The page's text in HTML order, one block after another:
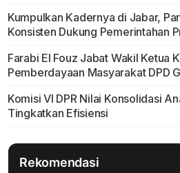
Kumpulkan Kadernya di Jabar,
Konsisten Dukung Pemerintahan
Farabi El Fouz Jabat Wakil Ketua
Pemberdayaan Masyarakat DPD
Komisi VI DPR Nilai Konsolidasi
Tingkatkan Efisiensi
Rekomendasi